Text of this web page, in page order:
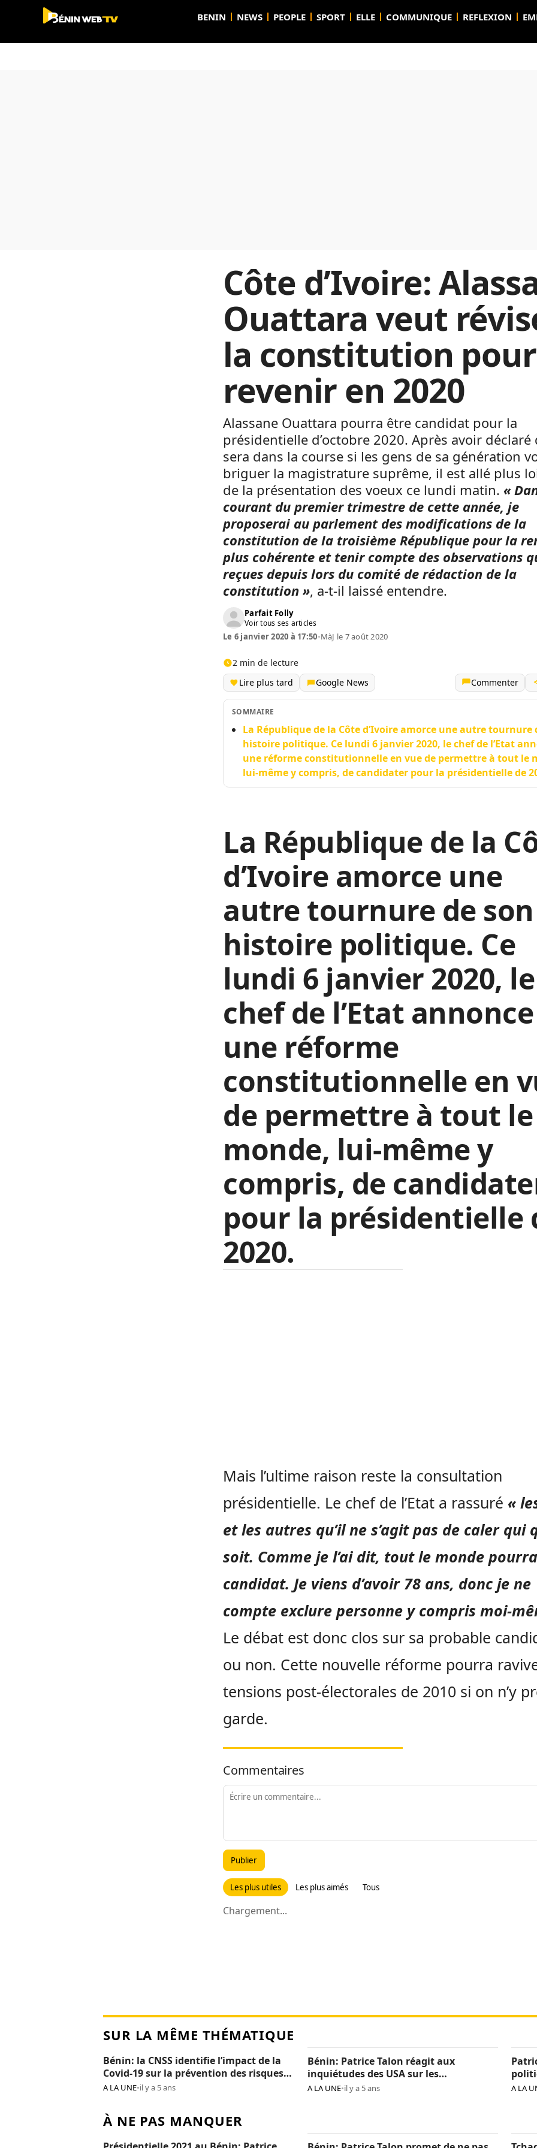
BENIN NEWS PEOPLE SPORT ELLE COMMUNIQUE REFLEXION
Côte d’Ivoire:
Ouattara veut
la constitution pour
revenir en 2020
Alassane Ouattara pourra être candidat pour la
présidentielle d’octobre 2020. Après avoir déclaré
sera dans la course si les gens de sa génération
briguer la magistrature suprême, il est allé plus
de la présentation des voeux ce lundi matin. «
courant du premier trimestre de cette année, je
proposerai au parlement des modifications de la
constitution de la troisième République pour la
plus cohérente et tenir compte des observations
reçues depuis lors du comité de rédaction de la
constitution », a-t-il laissé entendre.
Parfait Folly
Voir tous ses articles
Le 6 janvier 2020 à 17:50•MàJ le 7 août 2020
2 min de lecture
Lire plus tard
Google News Commenter
SOMMAIRE
La République de la Côte d’Ivoire amorce une autre tournure
histoire politique. Ce lundi 6 janvier 2020, le chef de l’Etat
une réforme constitutionnelle en vue de permettre à tout le
lui-même y compris, de candidater pour la présidentielle de
La République de la
d’Ivoire amorce une
autre tournure de son
histoire politique. Ce
lundi 6 janvier 2020, le
chef de l’Etat annonce
une réforme
constitutionnelle en
de permettre à tout le
monde, lui-même y
compris, de
pour la présidentielle
2020.
Mais l’ultime raison reste la consultation
présidentielle. Le chef de l’Etat a rassuré «
et les autres qu’il ne s’agit pas de caler qui
soit. Comme je l’ai dit, tout le monde
candidat. Je viens d’avoir 78 ans, donc je ne
compte exclure personne y compris moi-
Le débat est donc clos sur sa probable
ou non. Cette nouvelle réforme pourra
tensions post-électorales de 2010 si on n’y
garde.
Commentaires
Publier
Les plus utiles Les plus aimés Tous
Chargement...
SUR LA MÊME THÉMATIQUE
Bénin: la CNSS identifie l’impact de la
Covid-19 sur la prévention des risques
professionnels
A LA UNE•il y a 5 ans
Bénin: Patrice Talon réagit aux
inquiétudes des USA sur les
« arrestations d’opposants »
A LA UNE•il y a 5 ans A LA
À NE PAS MANQUER